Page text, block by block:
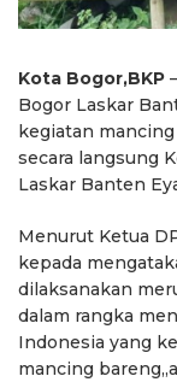
Kota Bogor,BKP
Bogor Laskar
kegiatan
secara langsung
Laskar Banten
Menurut Ketua
kepada
dilaksanakan
dalam rangka
Indonesia yang
mancing